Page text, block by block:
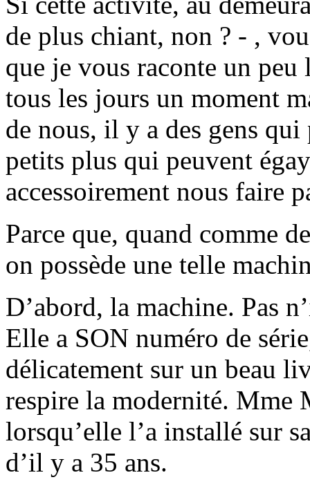
de plus chiant, non ? - ,
que je vous raconte un peu
tous les jours un moment
de nous, il y a des gens
petits plus qui peuvent
accessoirement nous faire
Parce que, quand comme
on possède une telle
D’abord, la machine. Pas
Elle a SON numéro de
délicatement sur un beau
respire la modernité. Mme
lorsqu’elle l’a installé sur
d’il y a 35 ans.